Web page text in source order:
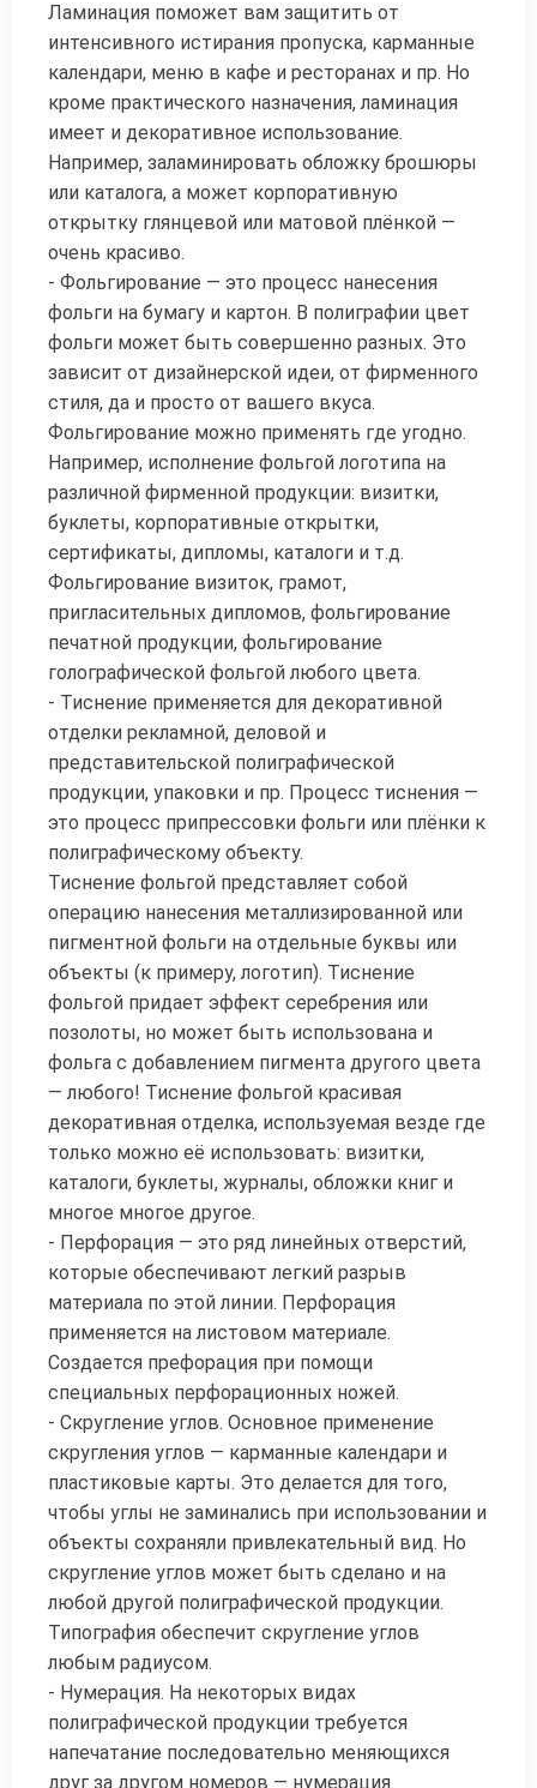
Ламинация поможет вам защитить от
интенсивного истирания пропуска, карманные
календари, меню в кафе и ресторанах и пр. Но
кроме практического назначения, ламинация
имеет и декоративное использование.
Например, заламинировать обложку брошюры
или каталога, а может корпоративную
открытку глянцевой или матовой плёнкой —
очень красиво.
- Фольгирование — это процесс нанесения
фольги на бумагу и картон. В полиграфии цвет
фольги может быть совершенно разных. Это
зависит от дизайнерской идеи, от фирменного
стиля, да и просто от вашего вкуса.
Фольгирование можно применять где угодно.
Например, исполнение фольгой логотипа на
различной фирменной продукции: визитки,
буклеты, корпоративные открытки,
сертификаты, дипломы, каталоги и т.д.
Фольгирование визиток, грамот,
пригласительных дипломов, фольгирование
печатной продукции, фольгирование
голографической фольгой любого цвета.
- Тиснение применяется для декоративной
отделки рекламной, деловой и
представительской полиграфической
продукции, упаковки и пр. Процесс тиснения —
это процесс припрессовки фольги или плёнки к
полиграфическому объекту.
Тиснение фольгой представляет собой
операцию нанесения металлизированной или
пигментной фольги на отдельные буквы или
объекты (к примеру, логотип). Тиснение
фольгой придает эффект серебрения или
позолоты, но может быть использована и
фольга с добавлением пигмента другого цвета
— любого! Тиснение фольгой красивая
декоративная отделка, используемая везде где
только можно её использовать: визитки,
каталоги, буклеты, журналы, обложки книг и
многое многое другое.
- Перфорация — это ряд линейных отверстий,
которые обеспечивают легкий разрыв
материала по этой линии. Перфорация
применяется на листовом материале.
Создается префорация при помощи
специальных перфорационных ножей.
- Скругление углов. Основное применение
скругления углов — карманные календари и
пластиковые карты. Это делается для того,
чтобы углы не заминались при использовании и
объекты сохраняли привлекательный вид. Но
скругление углов может быть сделано и на
любой другой полиграфической продукции.
Типография обеспечит скругление углов
любым радиусом.
- Нумерация. На некоторых видах
полиграфической продукции требуется
напечатание последовательно меняющихся
друг за другом номеров — нумерация.